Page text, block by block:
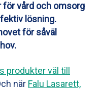
för vård och omsorg
lösning.
för såväl
produkter väl till
när Falu Lasarett,